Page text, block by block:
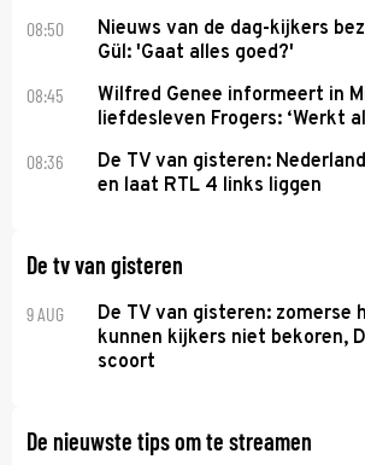
08:50
Nieuws van de dag-kijkers
Gül: 'Gaat alles goed?'
08:45
Wilfred Genee informeert in
liefdesleven Frogers: ‘Werkt
08:36
De TV van gisteren:
en laat RTL 4 links liggen
De tv van gisteren
9 AUG
De TV van gisteren: zomerse
kunnen kijkers niet bekoren,
scoort
De nieuwste tips om te streamen